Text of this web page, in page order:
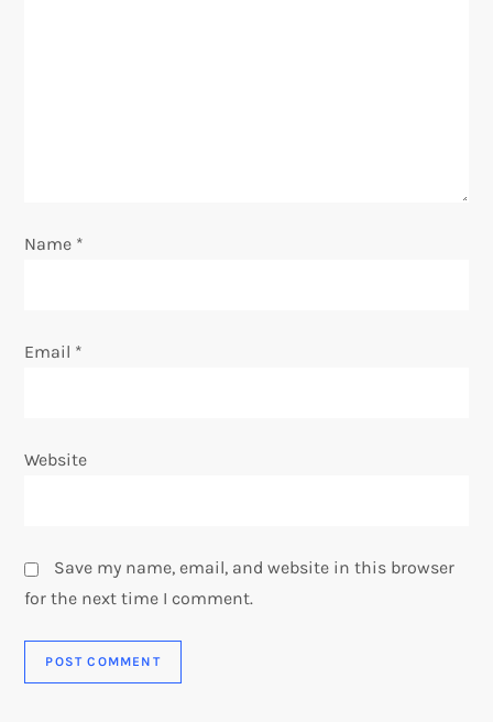
n
Name *
Email *
Website
Save my name, email, and website in this browser
for the next time I comment.